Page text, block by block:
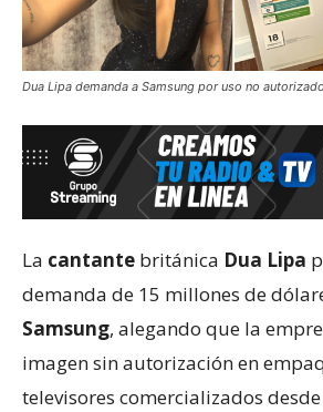
Dua Lipa demanda a Samsung por uso no
La cantante británica Dua Lipa
demanda de 15 millones de
Samsung, alegando que la
imagen sin autorización en
televisores comercializados